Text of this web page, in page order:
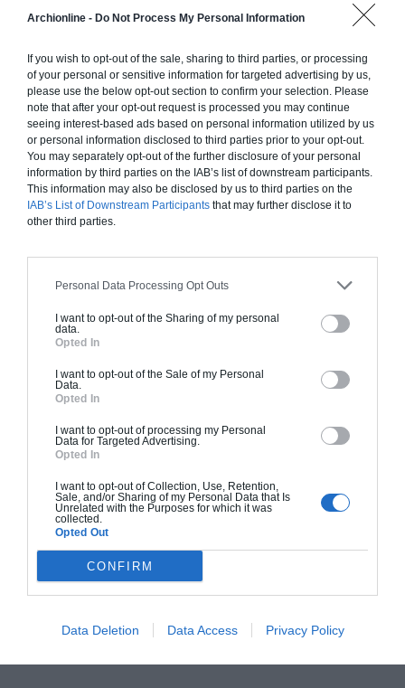
Archionline - Do Not Process My Personal Information
If you wish to opt-out of the sale, sharing to third parties, or processing
of your personal or sensitive information for targeted advertising by us,
please use the below opt-out section to confirm your selection. Please
note that after your opt-out request is processed you may continue
seeing interest-based ads based on personal information utilized by us
or personal information disclosed to third parties prior to your opt-out.
You may separately opt-out of the further disclosure of your personal
information by third parties on the IAB’s list of downstream participants.
This information may also be disclosed by us to third parties on the
IAB’s List of Downstream Participants that may further disclose it to
other third parties.
Personal Data Processing Opt Outs
I want to opt-out of the Sharing of my personal
data.
Opted In
I want to opt-out of the Sale of my Personal
Data.
Opted In
I want to opt-out of processing my Personal
Data for Targeted Advertising.
Opted In
I want to opt-out of Collection, Use, Retention,
Sale, and/or Sharing of my Personal Data that Is
Unrelated with the Purposes for which it was
collected.
Opted Out
CONFIRM
Data Deletion Data Access Privacy Policy
standards. Construction en ossature bois isolé.
Finitions haut de gamme. Le prix "clé en main"
inclut le gros oeuvre et le second oeuvre (cuisine,
peinture, sols...), mais exclut piscine, jardin et
clôture.
À partir de
242 000€ TTC
Chiffrage estimatif pour : Fondations et normes
standards. Construction en bloc coffrant isolant
(RT 2020). Finitions haut de gamme. Le prix "clé
en main" inclut le gros oeuvre et le second
oeuvre (cuisine, peinture, sols...), mais exclut
piscine, jardin et clôture.
À partir de
282 000€ TTC
Je la veux !